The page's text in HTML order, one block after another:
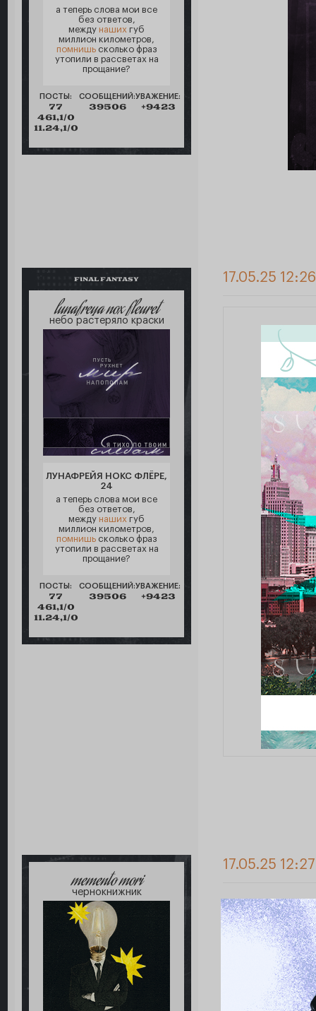
а теперь слова мои все
без ответов,
между наших губ
миллион километров,
помнишьсколько фраз
утопили в рассветах на
прощание?
ПОСТЫ:
77
461,1/0
11.24,1/0
СООБЩЕНИЙ:
39506
УВАЖЕНИЕ:
+9423
FINAL FANTASY
lunafreya nox fleuret
небо растеряло краски
ЛУНАФРЕЙЯ НОКС ФЛЁРЕ,
24
а теперь слова мои все
без ответов,
между наших губ
миллион километров,
помнишьсколько фраз
утопили в рассветах на
прощание?
ПОСТЫ:
77
461,1/0
11.24,1/0
СООБЩЕНИЙ:
39506
УВАЖЕНИЕ:
+9423
17.05.25
memento mori
чернокнижник
17.05.25